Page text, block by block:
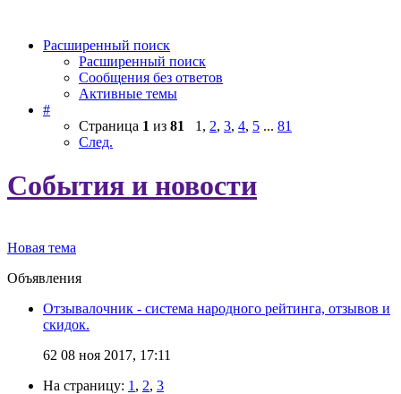
Расширенный поиск
Расширенный поиск
Сообщения без ответов
Активные темы
#
Страница 1 из 81 1 , 2, 3, 4, 5 ... 81
След.
События и новости
Новая тема
Объявления
Отзывалочник - система народного рейтинга, отзывов и
скидок.
62 08 ноя 2017, 17:11
На страницу: 1 , 2, 3